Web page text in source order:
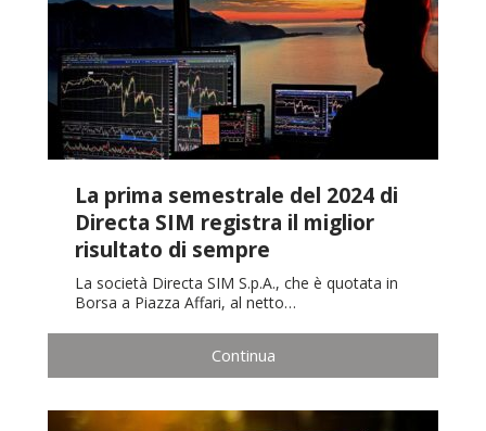
La prima semestrale del 2024 di
Directa SIM registra il miglior
risultato di sempre
La società Directa SIM S.p.A., che è quotata in
Borsa a Piazza Affari, al netto…
Continua